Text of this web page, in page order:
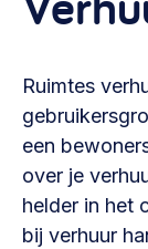
Starten van
Financiën
Organisatie
Bestuur,
Wat we
Onze leden
Contact
Nieuws
Ruimtes
een
over je
helder in het
bij verhuur